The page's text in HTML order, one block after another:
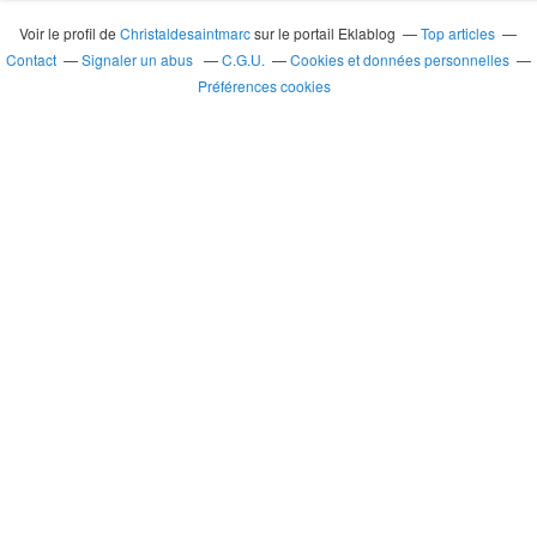
Voir le profil deChristaldesaintmarcsur le portail Eklablog
Top articles
Contact
Signaler un abus C.G.U.
Cookies et données personnelles
Préférences cookies